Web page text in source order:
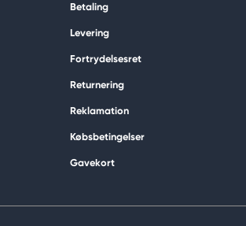
Betaling
Levering
Fortrydelsesret
Returnering
Reklamation
Købsbetingelser
Gavekort